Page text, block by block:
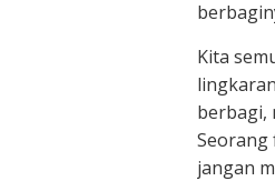
Kita
berbagi,
Seorang
jangan